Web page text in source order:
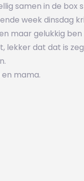
samen in de box
week dinsdag
maar gelukkig ben
lekker dat dat is
mama.